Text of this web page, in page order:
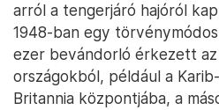
arról a tengerjáró hajóról
1948-ban egy
ezer bevándorló érkezett
országokból, például a
Britannia központjába, a